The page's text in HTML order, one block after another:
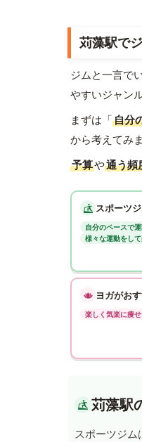
苅藻駅で
ジムと一言で
やすいジャン
まずは「自分
から考えてみ
予算や通う頻
スポーツ
自分のペースで
様々な運動をし
ヨガがお
楽しく気楽に痩
苅藻駅
スポーツジム